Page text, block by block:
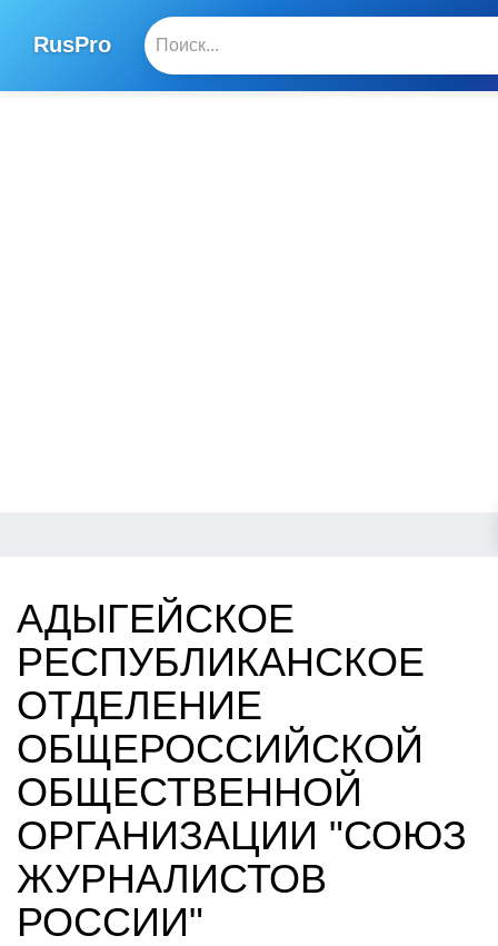
RusPro
АДЫГЕЙСКОЕ
РЕСПУБЛИКАНСКОЕ
ОТДЕЛЕНИЕ
ОБЩЕРОССИЙСКОЙ
ОБЩЕСТВЕННОЙ
ОРГАНИЗАЦИИ "СОЮЗ
ЖУРНАЛИСТОВ
РОССИИ"